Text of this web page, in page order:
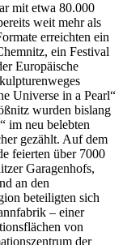
mit etwa 80.000
weit mehr als
erreichten ein
ein Festival
Europäische
Universe in a Pearl“
wurden bislang
im neu belebten
gezählt. Auf dem
feierten über 7000
Garagenhofs,
an den
beteiligten sich
– einer
von
der